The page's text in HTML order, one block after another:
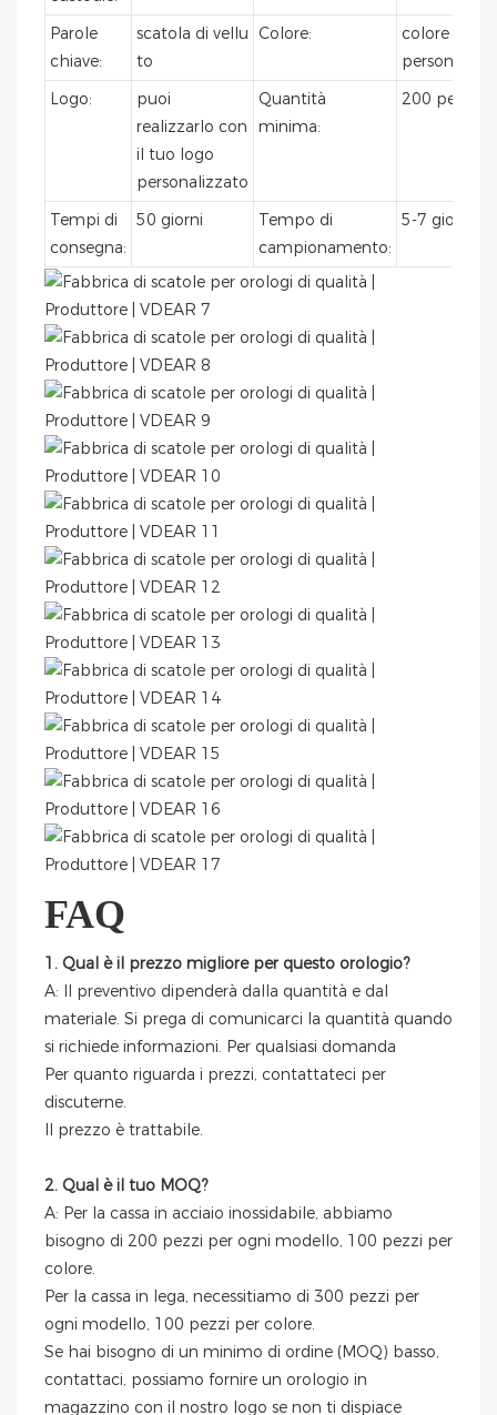
Parole
chiave:
scatola di vellu
to
Colore:
colore
Logo:
puoi
realizzarlo con
il tuo logo
personalizzato
Quantità
minima:
200 pezzi
Tempi di
consegna:
50 giorni
Tempo di
campionamento:
5-7 giorni
FAQ
1. Qual è il prezzo migliore per questo orologio?
A: Il preventivo dipenderà dalla quantità e dal
materiale. Si prega di comunicarci la quantità quando
si richiede informazioni. Per qualsiasi domanda
Per quanto riguarda i prezzi, contattateci per
discuterne.
Il prezzo è trattabile.
2. Qual è il tuo MOQ?
A: Per la cassa in acciaio inossidabile, abbiamo
bisogno di 200 pezzi per ogni modello, 100 pezzi per
colore.
Per la cassa in lega, necessitiamo di 300 pezzi per
ogni modello, 100 pezzi per colore.
Se hai bisogno di un minimo di ordine (MOQ) basso,
contattaci, possiamo fornire un orologio in
magazzino con il nostro logo se non ti dispiace